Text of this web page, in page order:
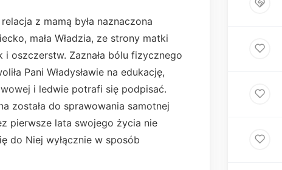
z mamą była naznaczona
mała Władzia, ze strony matki
i oszczerstw. Zaznała bólu fizycznego
Pani Władysławie na edukację,
i ledwie potrafi się podpisać.
została do sprawowania samotnej
pierwsze lata swojego życia nie
do Niej wyłącznie w sposób